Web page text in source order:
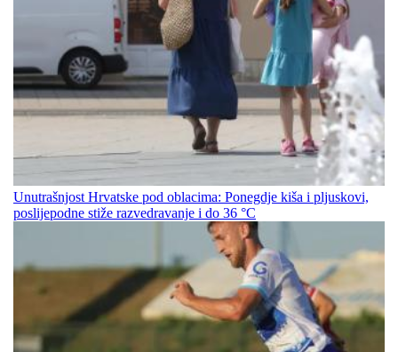
Unutrašnjost Hrvatske pod oblacima: Ponegdje kiša i pljuskovi,
poslijepodne stiže razvedravanje i do 36 °C